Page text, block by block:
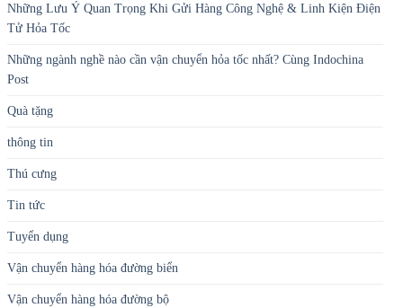
Những Lưu Ý Quan Trọng Khi Gửi Hàng Công Nghệ & Linh Kiện Điện
Tử Hỏa Tốc
Những ngành nghề nào cần vận chuyển hỏa tốc nhất? Cùng Indochina
Post
Quà tặng
thông tin
Thú cưng
Tin tức
Tuyển dụng
Vận chuyển hàng hóa đường biển
Vận chuyển hàng hóa đường bộ